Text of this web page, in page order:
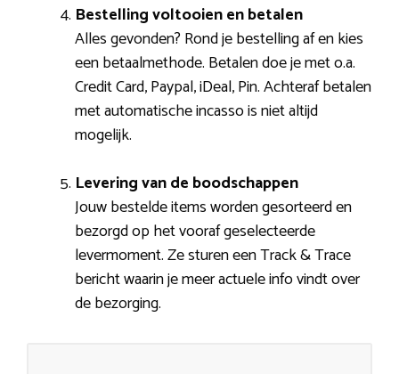
Bestelling voltooien en betalen
Alles gevonden? Rond je bestelling af en kies
een betaalmethode. Betalen doe je met o.a.
Credit Card, Paypal, iDeal, Pin. Achteraf betalen
met automatische incasso is niet altijd
mogelijk.
Levering van de boodschappen
Jouw bestelde items worden gesorteerd en
bezorgd op het vooraf geselecteerde
levermoment. Ze sturen een Track & Trace
bericht waarin je meer actuele info vindt over
de bezorging.